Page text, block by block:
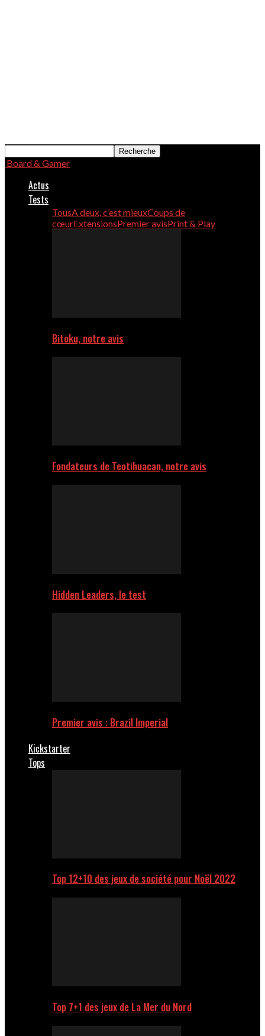
Board & Gamer
Actus
Tests
TousA deux, c’est mieuxCoups de
cœurExtensionsPremier avisPrint & Play
Bitoku, notre avis
Fondateurs de Teotihuacan, notre avis
Hidden Leaders, le test
Premier avis : Brazil Imperial
Kickstarter
Tops
Top 12+10 des jeux de société pour Noël 2022
Top 7+1 des jeux de La Mer du Nord